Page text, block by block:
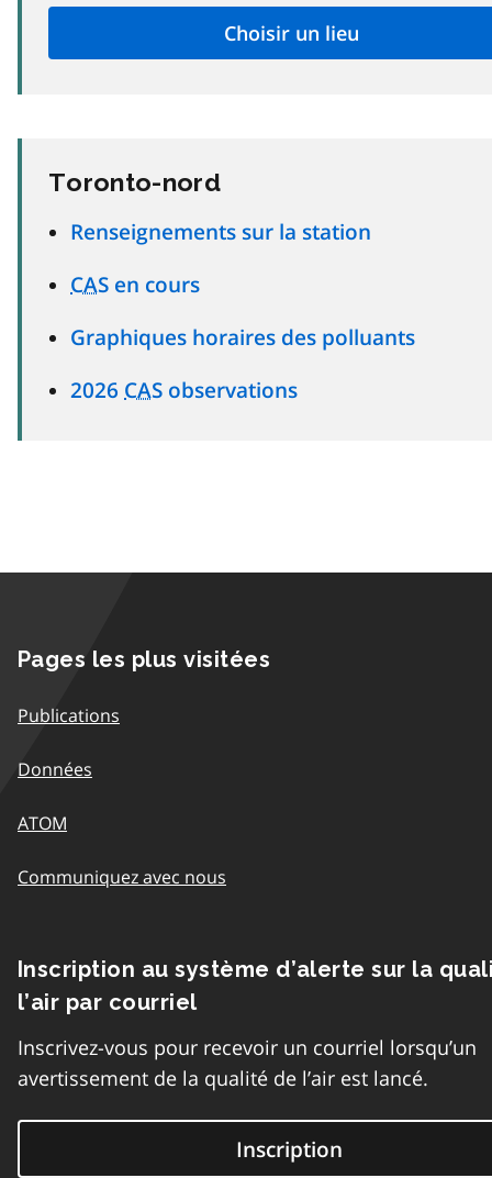
Toronto-nord
Renseignements sur la station
CAS en cours
Graphiques horaires des polluants
2026 CAS observations
Pages les plus visitées
Publications
Données
ATOM
Communiquez avec nous
Inscription au système d’alerte sur la
l’air par courriel
Inscrivez-vous pour recevoir un courriel lorsqu’un
avertissement de la qualité de l’air est lancé.
Inscription